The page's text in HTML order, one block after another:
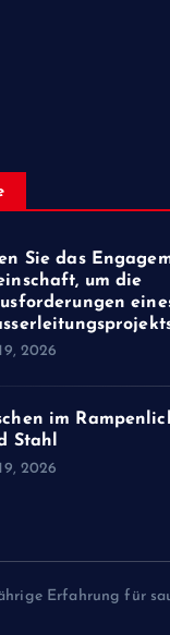
Sie das
um die
2026
im
Stahl
2026
Erfahrung für